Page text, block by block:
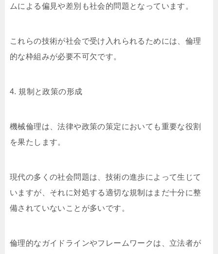
ムによる偏見や差別も社会的問題となっています。
これらの技術が社会で受け入れられるためには、倫理
的な枠組みが必要不可欠です。
4. 規制と政策の形成
機械倫理は、法律や政策の策定においても重要な役割
を果たします。
現代の多くの社会問題は、技術の進歩によって生じて
いますが、それに対処する適切な規制はまだ十分に整
備されていないことが多いです。
倫理的なガイドラインやフレームワークは、立法者が